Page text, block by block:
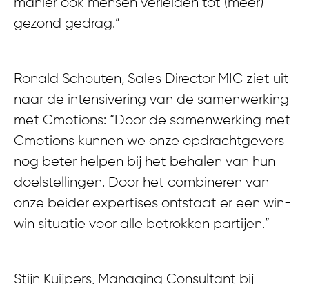
manier ook mensen verleiden tot (meer)
gezond gedrag.”
Ronald Schouten, Sales Director MIC ziet uit
naar de intensivering van de samenwerking
met Cmotions: “Door de samenwerking met
Cmotions kunnen we onze opdrachtgevers
nog beter helpen bij het behalen van hun
doelstellingen. Door het combineren van
onze beider expertises ontstaat er een win-
win situatie voor alle betrokken partijen.”
Stijn Kuijpers, Managing Consultant bij